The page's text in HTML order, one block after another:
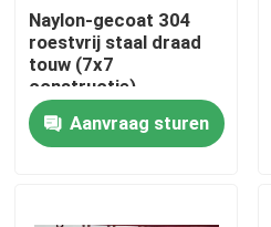
Naylon-gecoat 304
roestvrij staal draad
touw (7x7
constructie)
Aanvraag sturen